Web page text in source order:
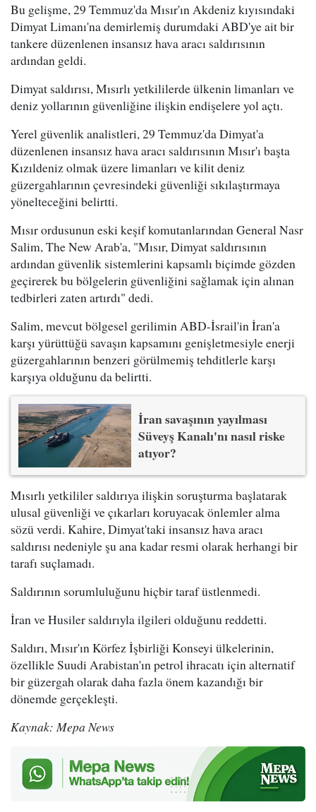
Bu gelişme, 29 Temmuz'da Mısır'ın Akdeniz kıyısındaki
Dimyat Limanı'na demirlemiş durumdaki ABD'ye ait bir
tankere düzenlenen insansız hava aracı saldırısının
ardından geldi.
Dimyat saldırısı, Mısırlı yetkililerde ülkenin limanları ve
deniz yollarının güvenliğine ilişkin endişelere yol açtı.
Yerel güvenlik analistleri, 29 Temmuz'da Dimyat'a
düzenlenen insansız hava aracı saldırısının Mısır'ı başta
Kızıldeniz olmak üzere limanları ve kilit deniz
güzergahlarının çevresindeki güvenliği sıkılaştırmaya
yönelteceğini belirtti.
Mısır ordusunun eski keşif komutanlarından General Nasr
Salim, The New Arab'a, "Mısır, Dimyat saldırısının
ardından güvenlik sistemlerini kapsamlı biçimde gözden
geçirerek bu bölgelerin güvenliğini sağlamak için alınan
tedbirleri zaten artırdı" dedi.
Salim, mevcut bölgesel gerilimin ABD-İsrail'in İran'a
karşı yürüttüğü savaşın kapsamını genişletmesiyle enerji
güzergahlarının benzeri görülmemiş tehditlerle karşı
karşıya olduğunu da belirtti.
İran savaşının yayılması
Süveyş Kanalı'nı nasıl riske
atıyor?
Mısırlı yetkililer saldırıya ilişkin soruşturma başlatarak
ulusal güvenliği ve çıkarları koruyacak önlemler alma
sözü verdi. Kahire, Dimyat'taki insansız hava aracı
saldırısı nedeniyle şu ana kadar resmi olarak herhangi bir
tarafı suçlamadı.
Saldırının sorumluluğunu hiçbir taraf üstlenmedi.
İran ve Husiler saldırıyla ilgileri olduğunu reddetti.
Saldırı, Mısır'ın Körfez İşbirliği Konseyi ülkelerinin,
özellikle Suudi Arabistan'ın petrol ihracatı için alternatif
bir güzergah olarak daha fazla önem kazandığı bir
dönemde gerçekleşti.
Kaynak: Mepa News